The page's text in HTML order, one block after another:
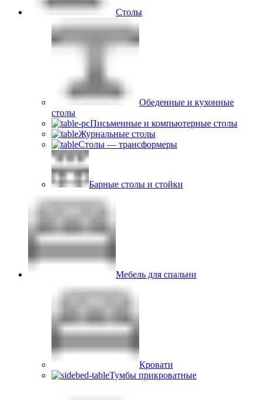
Столы
Обеденные и кухонные
столы
Письменные и компьютерные столы
Журнальные столы
Столы — трансформеры
Барные столы и стойки
Мебель для спальни
Кровати
Тумбы прикроватные